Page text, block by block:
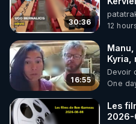
Rendez-vous sur http://
code : REGENERE10
▶ 30 jours gratuit sur
de bien-être ENVOL :
Rendez-vous sur https://
le code : REGENERE
30:36
12
16:55
Kyria,
vue
Devoir
One
Les